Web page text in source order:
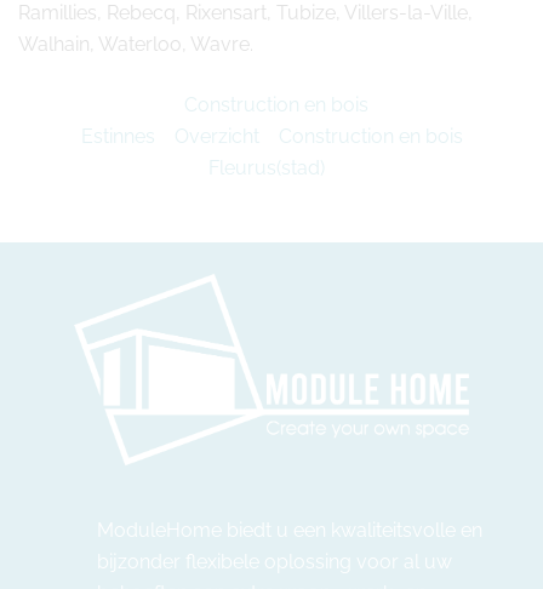
Ramillies, Rebecq, Rixensart, Tubize, Villers-la-Ville,
Walhain, Waterloo, Wavre.
Construction en bois
Estinnes
Overzicht
Construction en bois
Fleurus(stad)
ModuleHome biedt u een kwaliteitsvolle en
bijzonder flexibele oplossing voor al uw